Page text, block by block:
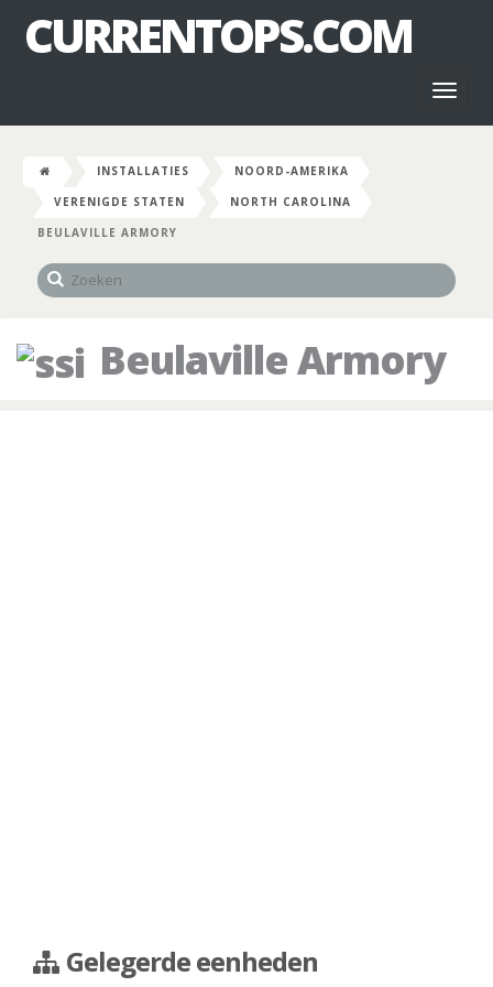
CURRENTOPS.COM
INSTALLATIES
NOORD-AMERIKA
VERENIGDE STATEN
NORTH CAROLINA
BEULAVILLE ARMORY
Beulaville Armory
Gelegerde eenheden